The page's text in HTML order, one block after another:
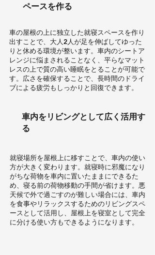
ペースを作る
車の屋根の上に独立した就寝スペースを作り
出すことで、大人2人が足を伸ばしてゆった
りと休める環境が整います。車内のシートア
レンジに悩まされることなく、平らなマット
レスの上で質の高い睡眠をとることが可能で
す。広さを確保することで、長時間のドライ
ブによる疲労もしっかりと回復できます。
車内をリビングとして広く活用す
る
就寝場所を屋根上に移すことで、車内の使い
方が大きく変わります。就寝時に邪魔になり
がちな荷物を車内に置いたままにできるた
め、寝る前の荷物移動の手間が省けます。悪
天候で外で過ごすのが難しい場合には、車内
を食事やリラックスするためのリビングスペ
ースとして活用し、屋根上を寝室として完全
に分ける使い方もできるようになります。